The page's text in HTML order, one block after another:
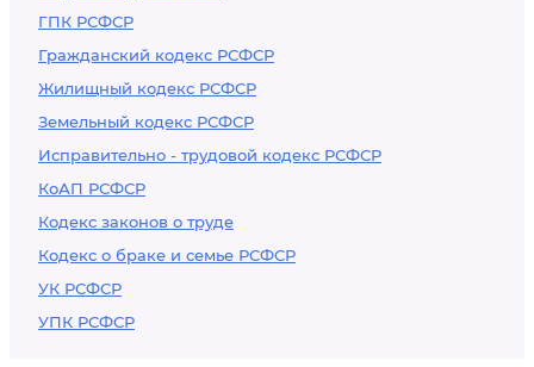
ГПК РСФСР
Гражданский кодекс РСФСР
Жилищный кодекс РСФСР
Земельный кодекс РСФСР
Исправительно - трудовой кодекс РСФСР
КоАП РСФСР
Кодекс законов о труде
Кодекс о браке и семье РСФСР
УК РСФСР
УПК РСФСР